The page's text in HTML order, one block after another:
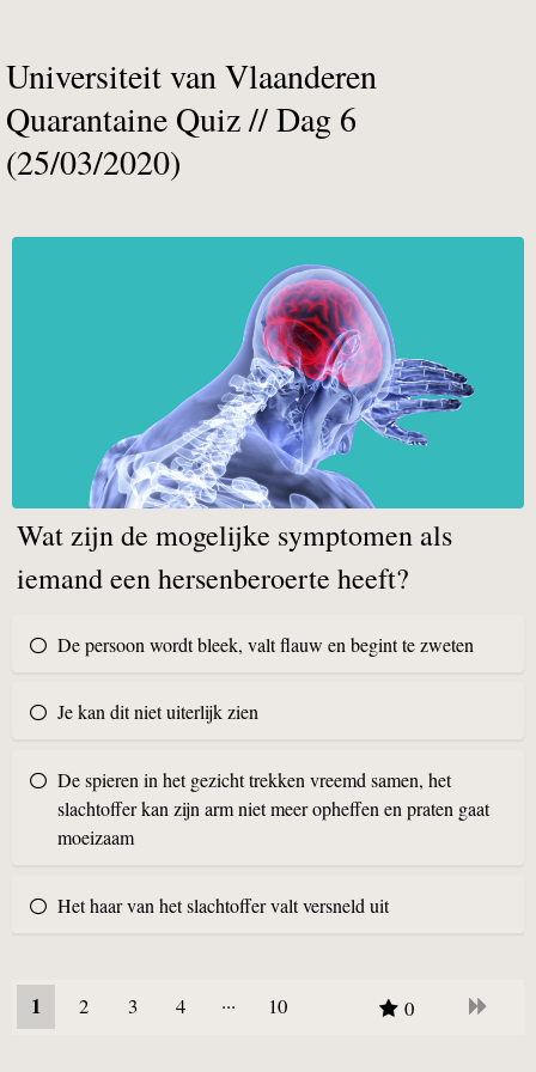
Universiteit van Vlaanderen
Quarantaine Quiz // Dag 6
(25/03/2020)
Wat zijn de mogelijke symptomen als
iemand een hersenberoerte heeft?
De persoon wordt bleek, valt flauw en begint te zweten
Je kan dit niet uiterlijk zien
De spieren in het gezicht trekken vreemd samen, het
slachtoffer kan zijn arm niet meer opheffen en praten gaat
moeizaam
Het haar van het slachtoffer valt versneld uit
1 2 3
4
10 0